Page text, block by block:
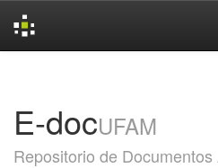
E-docUFAM
Repositorio de